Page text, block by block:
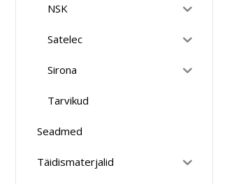
NSK
Satelec
Sirona
Tarvikud
Seadmed
Täidismaterjalid